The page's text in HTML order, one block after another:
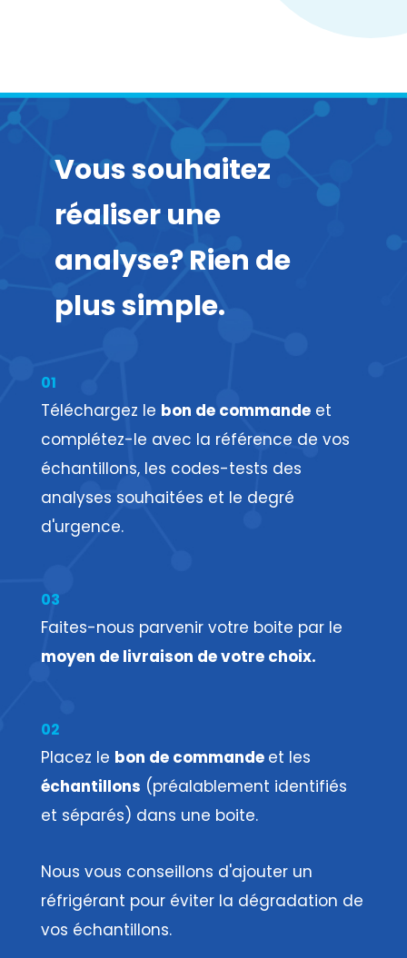
Vous souhaitez
réaliser une
analyse? Rien de
plus simple.
01
Téléchargez le bon de commande et
complétez-le avec la référence de vos
échantillons, les codes-tests des
analyses souhaitées et le degré
d'urgence.
02
Placez le bon de commande et les
échantillons (préalablement identifiés
et séparés) dans une boite.
Nous vous conseillons d'ajouter un
réfrigérant pour éviter la dégradation de
vos échantillons.
03
Faites-nous parvenir votre boite par le
moyen de livraison de votre choix.